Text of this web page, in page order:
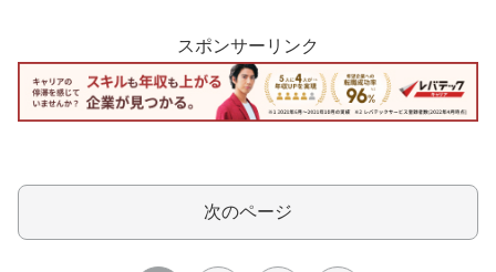
スポンサーリンク
次のページ